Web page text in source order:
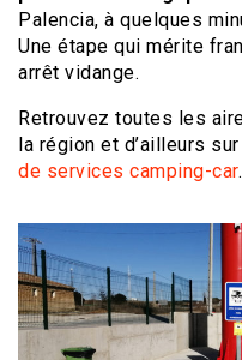
Palencia, à quelques
Une étape qui mérite
arrêt vidange.
Retrouvez toutes les
la région et d’ailleurs
de services camping-car.